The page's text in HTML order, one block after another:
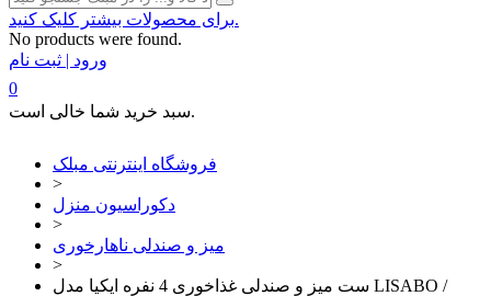
برای محصولات بیشتر کلیک کنید.
No products were found.
ورود | ثبت نام
0
سبد خرید شما خالی است.
فروشگاه اینترنتی مبلک
>
دکوراسیون منزل
>
میز و صندلی ناهارخوری
>
ست میز و صندلی غذاخوری 4 نفره ایکیا مدل LISABO /